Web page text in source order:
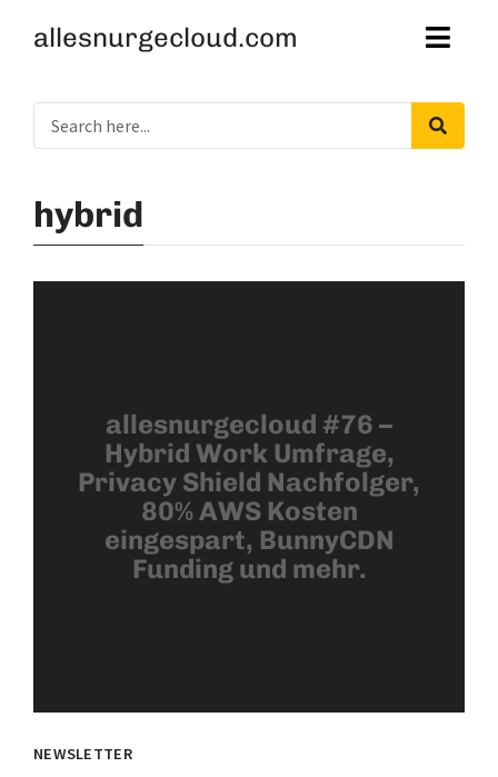
allesnurgecloud.com
hybrid
allesnurgecloud #76 –
Hybrid Work Umfrage,
Privacy Shield Nachfolger,
80% AWS Kosten
eingespart, BunnyCDN
Funding und mehr.
NEWSLETTER